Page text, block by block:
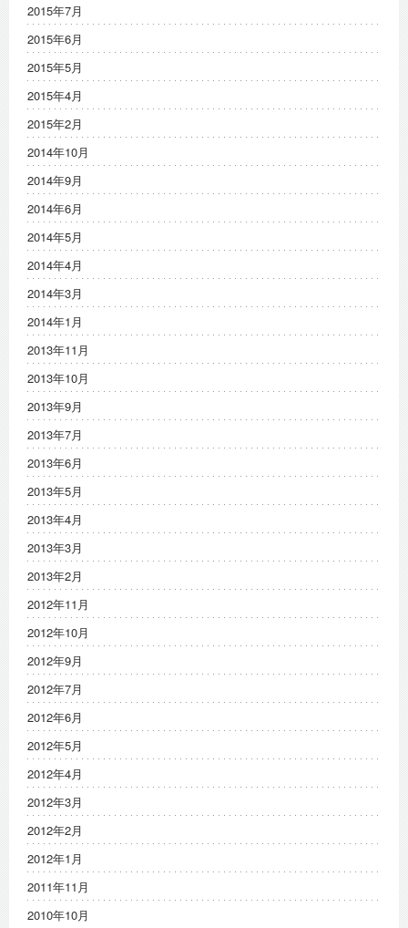
2015年7月
2015年6月
2015年5月
2015年4月
2015年2月
2014年10月
2014年9月
2014年6月
2014年5月
2014年4月
2014年3月
2014年1月
2013年11月
2013年10月
2013年9月
2013年7月
2013年6月
2013年5月
2013年4月
2013年3月
2013年2月
2012年11月
2012年10月
2012年9月
2012年7月
2012年6月
2012年5月
2012年4月
2012年3月
2012年2月
2012年1月
2011年11月
2010年10月